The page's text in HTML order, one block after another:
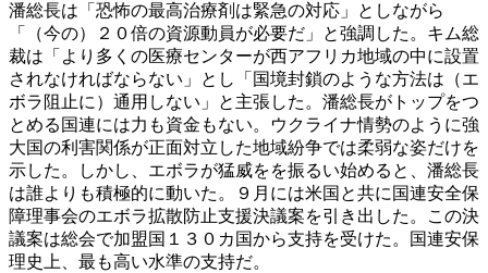
潘総長は「恐怖の最高治療剤は緊急の対応」としながら
「（今の）２０倍の資源動員が必要だ」と強調した。キム総
裁は「より多くの医療センターが西アフリカ地域の中に設置
されなければならない」とし「国境封鎖のような方法は（エ
ボラ阻止に）通用しない」と主張した。潘総長がトップをつ
とめる国連には力も資金もない。ウクライナ情勢のように強
大国の利害関係が正面対立した地域紛争では柔弱な姿だけを
示した。しかし、エボラが猛威をを振るい始めると、潘総長
は誰よりも積極的に動いた。９月には米国と共に国連安全保
障理事会のエボラ拡散防止支援決議案を引き出した。この決
議案は総会で加盟国１３０カ国から支持を受けた。国連安保
理史上、最も高い水準の支持だ。